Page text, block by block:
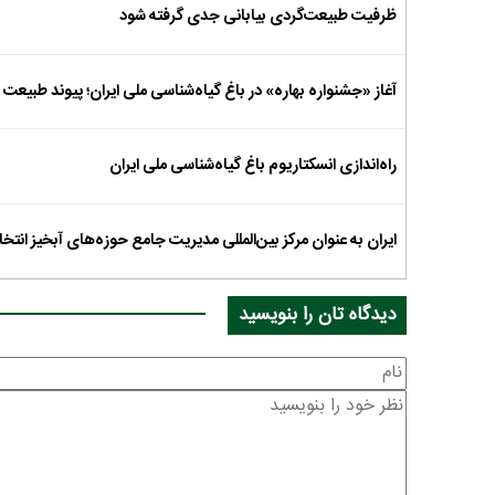
ظرفیت طبیعت‌گردی بیابانی جدی گرفته شود
آغاز «جشنواره بهاره» در باغ گیاه‌شناسی ملی ایران؛ پیوند
راه‌اندازی انسکتاریوم باغ گیاه‌شناسی ملی ایران
ایران به عنوان مرکز بین‌المللی مدیریت جامع حوزه‌های آبخیز
دیدگاه تان را بنویسید